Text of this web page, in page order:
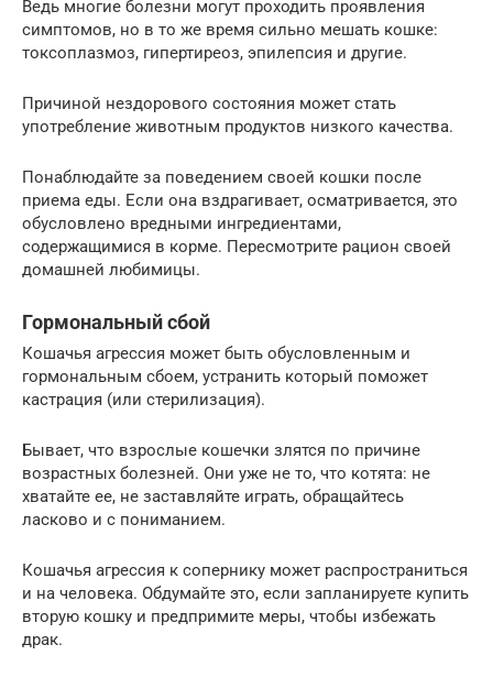
Ведь многие болезни могут проходить проявления
симптомов, но в то же время сильно мешать кошке:
токсоплазмоз, гипертиреоз, эпилепсия и другие.
Причиной нездорового состояния может стать
употребление животным продуктов низкого качества.
Понаблюдайте за поведением своей кошки после
приема еды. Если она вздрагивает, осматривается, это
обусловлено вредными ингредиентами,
содержащимися в корме. Пересмотрите рацион своей
домашней любимицы.
Гормональный сбой
Кошачья агрессия может быть обусловленным и
гормональным сбоем, устранить который поможет
кастрация (или стерилизация).
Бывает, что взрослые кошечки злятся по причине
возрастных болезней. Они уже не то, что котята: не
хватайте ее, не заставляйте играть, обращайтесь
ласково и с пониманием.
Кошачья агрессия к сопернику может распространиться
и на человека. Обдумайте это, если запланируете купить
вторую кошку и предпримите меры, чтобы избежать
драк.